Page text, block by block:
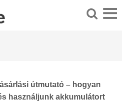
útmutató – hogyan
használjunk akkumulátort